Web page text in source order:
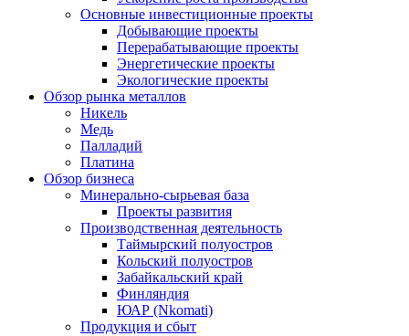
Основные инвестиционные проекты
Добывающие проекты
Перерабатывающие проекты
Энергетические проекты
Экологические проекты
Обзор рынка металлов
Никель
Медь
Палладий
Платина
Обзор бизнеса
Минерально-сырьевая база
Проекты развития
Производственная деятельность
Таймырский полуостров
Кольский полуостров
Забайкальский край
Финляндия
ЮАР (Nkomati)
Продукция и сбыт